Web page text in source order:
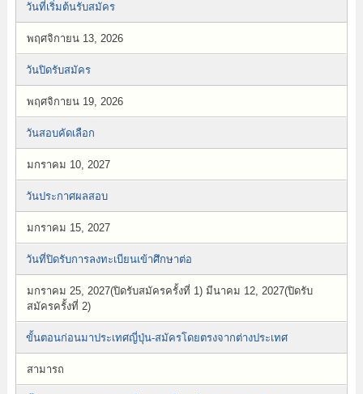
วันที่เริ่มต้นรับสมัคร
พฤศจิกายน 13, 2026
วันปิดรับสมัคร
พฤศจิกายน 19, 2026
วันสอบคัดเลือก
มกราคม 10, 2027
วันประกาศผลสอบ
มกราคม 15, 2027
วันที่ปิดรับการลงทะเบียนเข้าศึกษาต่อ
มกราคม 25, 2027(ปิดรับสมัครครั้งที่ 1) มีนาคม 12, 2027(ปิดรับ
สมัครครั้งที่ 2)
ขั้นตอนก่อนมาประเทศญี่ปุ่น-สมัครโดยตรงจากต่างประเทศ
สามารถ